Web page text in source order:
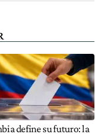
define su futuro: la